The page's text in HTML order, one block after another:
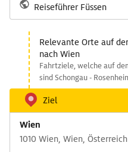
Reiseführer Füssen
Relevante Orte auf
nach Wien
Fahrtziele, welche auf
sind Schongau -
Ziel
Wien
1010 Wien, Wien, Österreich